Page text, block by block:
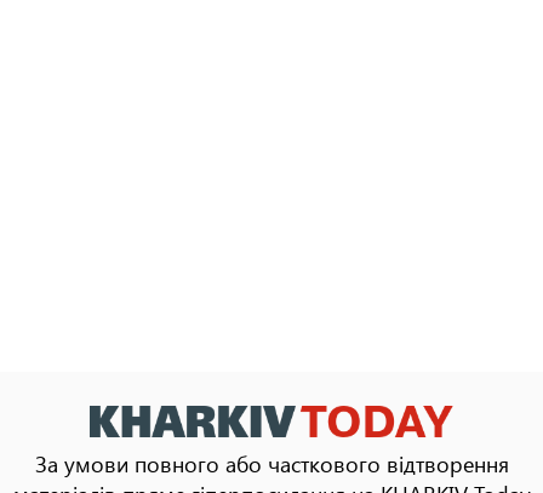
За умови повного або часткового відтворення